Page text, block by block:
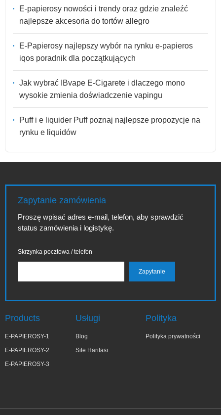
E-papierosy nowości i trendy oraz gdzie znaleźć
najlepsze akcesoria do tortów allegro
E-Papierosy najlepszy wybór na rynku e-papieros
iqos poradnik dla początkujących
Jak wybrać IBvape E-Cigarete i dlaczego mono
wysokie zmienia doświadczenie vapingu
Puff i e liquider Puff poznaj najlepsze propozycje na
rynku e liquidów
Zapytanie zamówienia
Proszę wpisać adres e-mail, telefon, aby sprawdzić
status zamówienia i logistykę.
Skrzynka pocztowa / telefon
Products
E-PAPIEROSY-1
E-PAPIEROSY-2
E-PAPIEROSY-3
Usługi
Blog
Site Haritası
Polityka
Polityka prywatności